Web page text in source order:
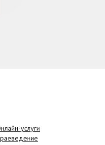
услуги